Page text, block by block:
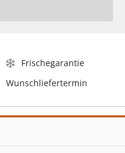
Frischegarantie
Wunschliefertermin